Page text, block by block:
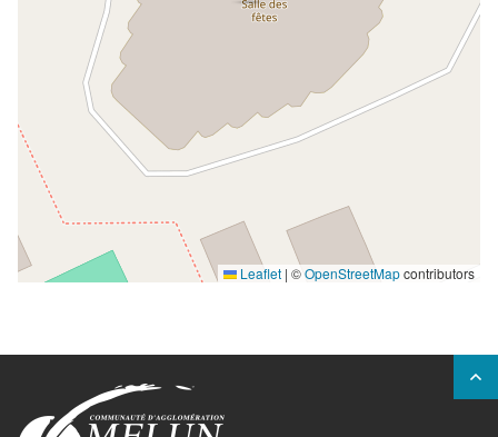
Leaflet | ©OpenStreetMapcontributors